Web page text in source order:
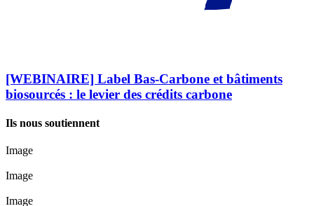
[WEBINAIRE] Label Bas-Carbone et bâtiments
biosourcés : le levier des crédits carbone
Ils nous soutiennent
Image
Image
Image